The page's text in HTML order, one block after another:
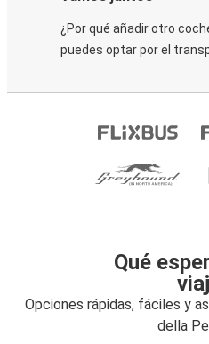
¿Por qué añadir otro
puedes optar por el
Qué
Opciones rápidas, fáciles y
della